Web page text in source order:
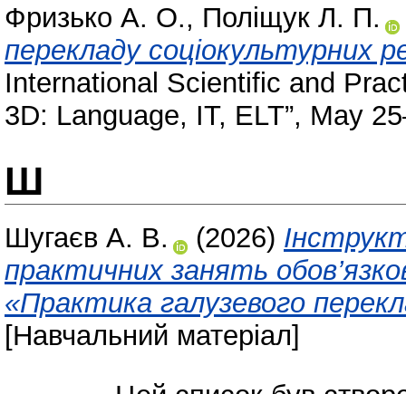
Фризько А. О., Поліщук Л. П.
перекладу соціокультурних
International Scientific and
3D: Language, IT, ELT”, May
Ш
Шугаєв А. В. (2026)
практичних занять
«Практика галузевого
[Навчальний матеріал]